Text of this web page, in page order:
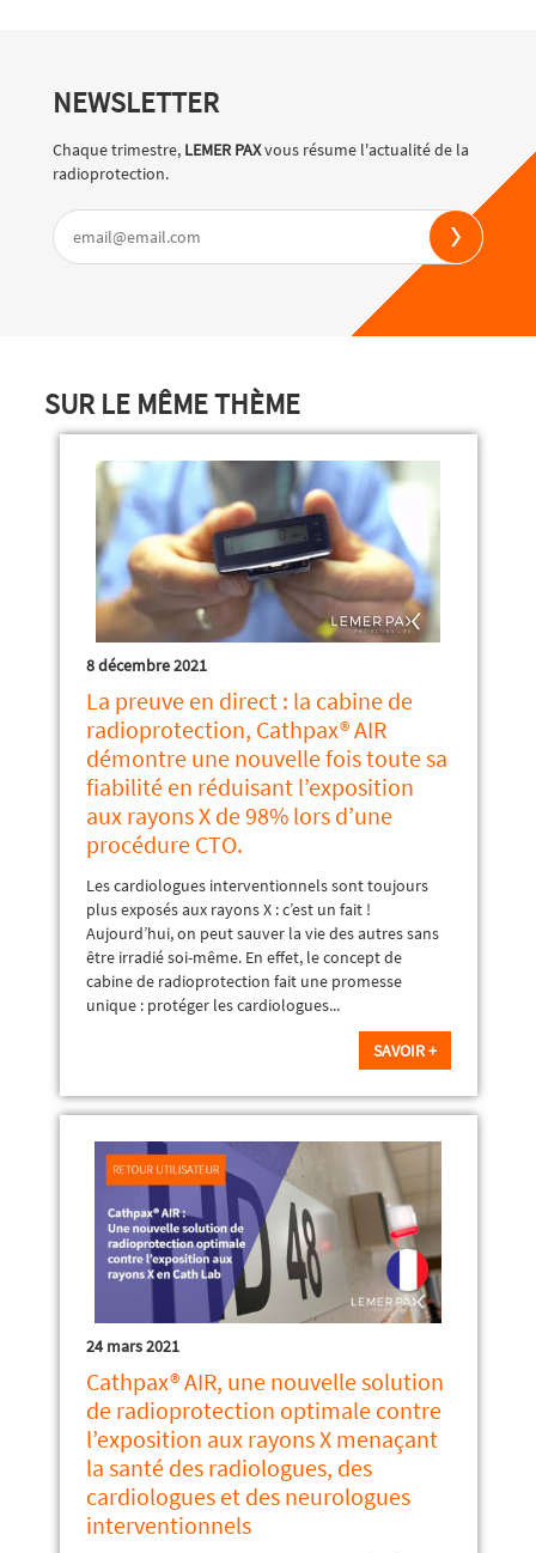
NEWSLETTER
Chaque trimestre, LEMER PAXvous résume l'actualité de la
radioprotection.
SUR LE MÊME THÈME
8 décembre 2021
La preuve en direct : la cabine de
radioprotection, Cathpax® AIR
démontre une nouvelle fois toute sa
fiabilité en réduisant l’exposition
aux rayons X de 98% lors d’une
procédure CTO.
Les cardiologues interventionnels sont toujours
plus exposés aux rayons X : c’est un fait !
Aujourd’hui, on peut sauver la vie des autres sans
être irradié soi-même. En effet, le concept de
cabine de radioprotection fait une promesse
unique : protéger les cardiologues...
SAVOIR +
24 mars 2021
Cathpax® AIR, une nouvelle solution
de radioprotection optimale contre
l’exposition aux rayons X menaçant
la santé des radiologues, des
cardiologues et des neurologues
interventionnels